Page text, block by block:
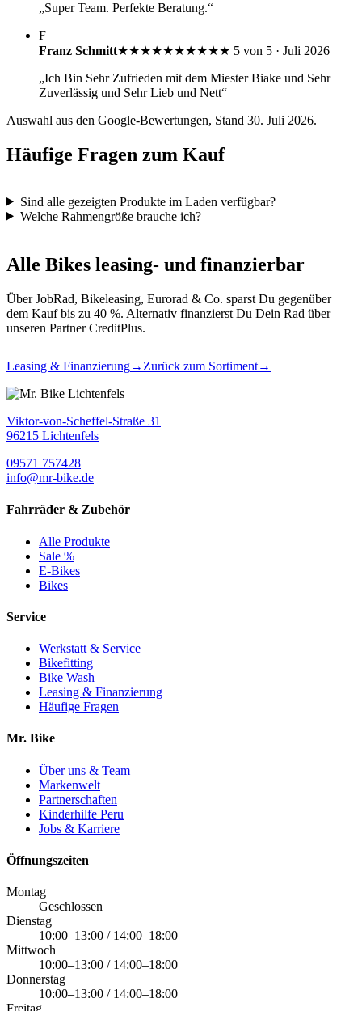
„Super Team. Perfekte Beratung.“
F
Franz Schmitt★★★★★★★★★★ 5 von 5 · Juli 2026
„Ich Bin Sehr Zufrieden mit dem Miester Biake und Sehr
Zuverlässig und Sehr Lieb und Nett“
Auswahl aus den Google-Bewertungen, Stand 30. Juli 2026.
Häufige Fragen zum Kauf
Sind alle gezeigten Produkte im Laden verfügbar?
Welche Rahmengröße brauche ich?
Alle Bikes leasing- und finanzierbar
Über JobRad, Bikeleasing, Eurorad & Co. sparst Du gegenüber
dem Kauf bis zu 40 %. Alternativ finanzierst Du Dein Rad über
unseren Partner CreditPlus.
Leasing & Finanzierung→ Zurück zum Sortiment→
Viktor-von-Scheffel-Straße 31
96215 Lichtenfels
09571 757428
info@mr-bike.de
Fahrräder & Zubehör
Alle Produkte
Sale %
E-Bikes
Bikes
Service
Werkstatt & Service
Bikefitting
Bike Wash
Leasing & Finanzierung
Häufige Fragen
Mr. Bike
Über uns & Team
Markenwelt
Partnerschaften
Kinderhilfe Peru
Jobs & Karriere
Öffnungszeiten
Montag
Geschlossen
Dienstag
10:00–13:00 / 14:00–18:00
Mittwoch
10:00–13:00 / 14:00–18:00
Donnerstag
10:00–13:00 / 14:00–18:00